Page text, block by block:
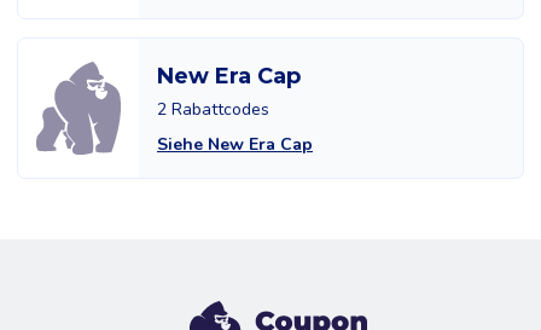
New Era Cap
2 Rabattcodes
Siehe New Era Cap